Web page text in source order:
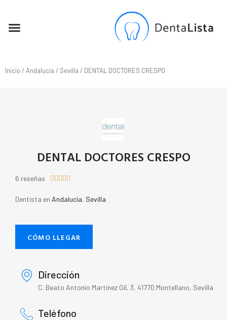
Inicio / Andalucía / Sevilla / DENTAL DOCTORES CRESPO
DENTAL DOCTORES CRESPO
6 reseñas     
Dentista en Andalucía, Sevilla
CÓMO LLEGAR
Dirección
C. Beato Antonio Martínez Gil, 3, 41770 Montellano, Sevilla
Teléfono